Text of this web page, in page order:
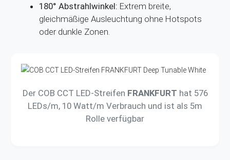
180° Abstrahlwinkel: Extrem breite,
gleichmäßige Ausleuchtung ohne Hotspots
oder dunkle Zonen.
Der COB CCT LED-Streifen FRANKFURT hat 576
LEDs/m, 10 Watt/m Verbrauch und ist als 5m
Rolle verfügbar